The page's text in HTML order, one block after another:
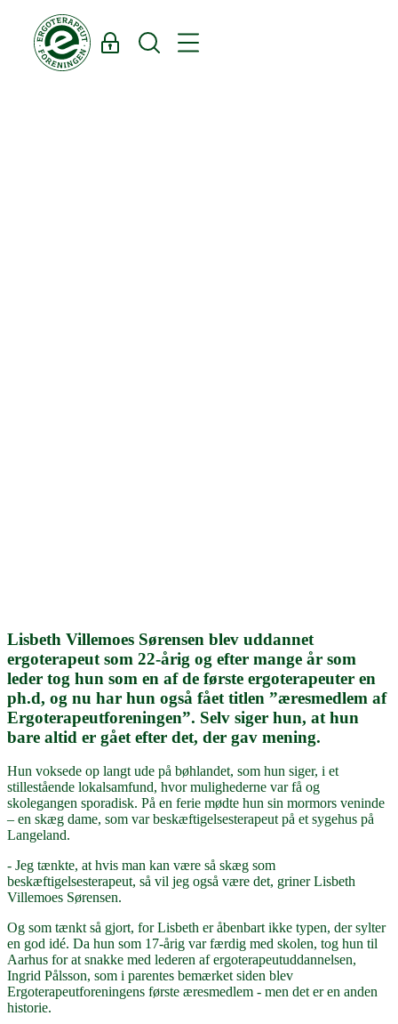
Log ind Søg
Lisbeth Villemoes Sørensen blev uddannet
ergoterapeut som 22-årig og efter mange år som
leder tog hun som en af de første ergoterapeuter en
ph.d, og nu har hun også fået titlen ”æresmedlem af
Ergoterapeutforeningen”. Selv siger hun, at hun
bare altid er gået efter det, der gav mening.
Hun voksede op langt ude på bøhlandet, som hun siger, i et
stillestående lokalsamfund, hvor mulighederne var få og
skolegangen sporadisk. På en ferie mødte hun sin mormors veninde
– en skæg dame, som var beskæftigelsesterapeut på et sygehus på
Langeland.
- Jeg tænkte, at hvis man kan være så skæg som
beskæftigelsesterapeut, så vil jeg også være det, griner Lisbeth
Villemoes Sørensen.
Og som tænkt så gjort, for Lisbeth er åbenbart ikke typen, der sylter
en god idé. Da hun som 17-årig var færdig med skolen, tog hun til
Aarhus for at snakke med lederen af ergoterapeutuddannelsen,
Ingrid Pålsson, som i parentes bemærket siden blev
Ergoterapeutforeningens første æresmedlem - men det er en anden
historie.